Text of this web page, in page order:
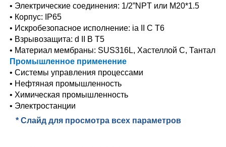
• Электрические соединения: 1/2”NPT или M20*1.5
• Корпус: IP65
• Искробезопасное исполнение: ia II C T6
• Взрывозащита: d II B T5
• Материал мембраны: SUS316L, Хастеллой C, Тантал
Промышленное применение
• Системы управления процессами
• Нефтяная промышленность
• Химическая промышленность
• Электростанции
* Слайд для просмотра всех параметров